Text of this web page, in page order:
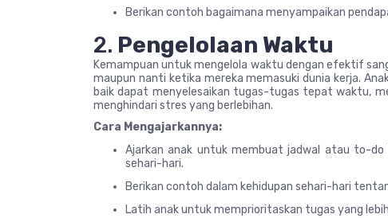
Berikan contoh bagaimana menyampaikan
2. Pengelolaan Waktu
Kemampuan untuk mengelola waktu dengan efektif
maupun nanti ketika mereka memasuki dunia kerja.
baik dapat menyelesaikan tugas-tugas tepat waktu,
menghindari stres yang berlebihan.
Cara Mengajarkannya:
Ajarkan anak untuk membuat jadwal atau to-
sehari-hari.
Berikan contoh dalam kehidupan sehari-hari
Latih anak untuk memprioritaskan tugas yang